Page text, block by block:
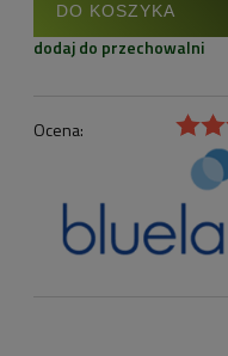
DO KOSZYKA
dodaj do przechowalni
Ocena: